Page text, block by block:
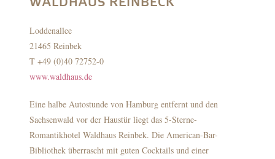
WALDHAUS REINBECK
Loddenallee
21465 Reinbek
T +49 (0)40 72752-0
www.waldhaus.de
Eine halbe Autostunde von Hamburg entfernt und den
Sachsenwald vor der Haustür liegt das 5-Sterne-
Romantikhotel Waldhaus Reinbek. Die American-Bar-
Bibliothek überrascht mit guten Cocktails und einer